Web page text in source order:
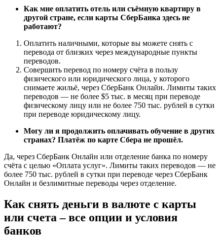
Как мне оплатить отель или съёмную квартиру в
другой стране, если карты СберБанка здесь не
работают?
Оплатить наличными, которые вы можете снять с
перевода от близких через международные пункты
переводов.
Совершить перевод по номеру счёта в пользу
физического или юридического лица, у которого
снимаете жильё, через СберБанк Онлайн. Лимиты таких
переводов — не более $5 тыс. в месяц при переводе
физическому лицу или не более 750 тыс. рублей в сутки
при переводе юридическому лицу.
Могу ли я продолжить оплачивать обучение в других
странах? Платёж по карте Сбера не прошёл.
Да, через СберБанк Онлайн или отделение банка по номеру
счёта с целью «Оплата услуг». Лимиты таких переводов — не
более 750 тыс. рублей в сутки при переводе через СберБанк
Онлайн и безлимитные переводы через отделение.
Как снять деньги в валюте с карты
или счета – все опции и условия
банков